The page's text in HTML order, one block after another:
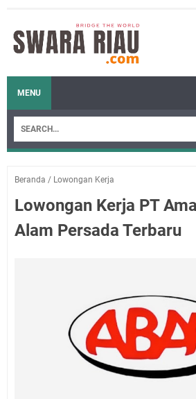
MENU
Beranda / Lowongan Kerja
Lowongan Kerja PT
Alam Persada Terbaru